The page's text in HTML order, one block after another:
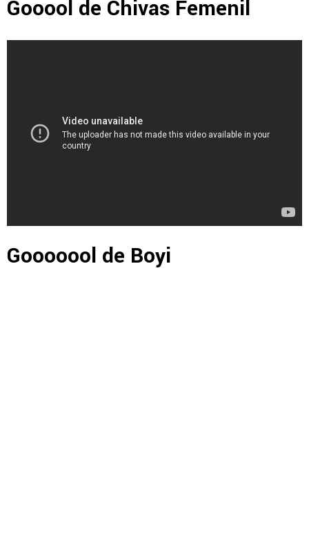
Gooool de Chivas Femenil
Gooooool de Boyi